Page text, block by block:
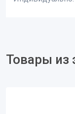
Товары из